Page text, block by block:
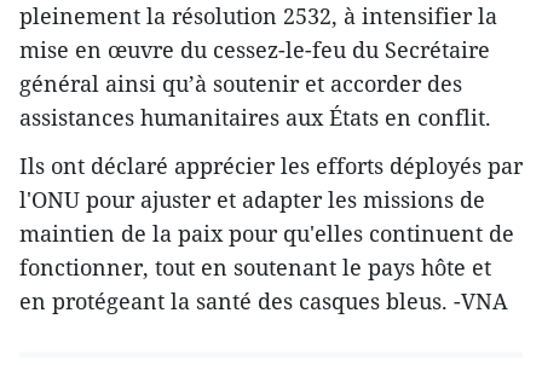
pleinement la résolution 2532, à intensifier la
mise en œuvre du cessez-le-feu du Secrétaire
général ainsi qu’à soutenir et accorder des
assistances humanitaires aux États en conflit.
Ils ont déclaré apprécier les efforts déployés par
l'ONU pour ajuster et adapter les missions de
maintien de la paix pour qu'elles continuent de
fonctionner, tout en soutenant le pays hôte et
en protégeant la santé des casques bleus. -VNA